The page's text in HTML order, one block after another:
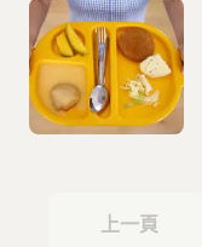
上一頁
上一頁